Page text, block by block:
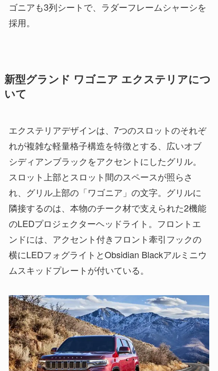
ゴニアも3列シートで、ラダーフレームシャーシを
採用。
新型グランド ワゴニア エクステリアにつ
いて
エクステリアデザインは、7つのスロットのそれぞ
れが複雑な軽量格子構造を特徴とする、広いオブ
シディアンブラックをアクセントにしたグリル。
スロット上部とスロット間のスペースが照らさ
れ、グリル上部の「ワゴニア」の文字。グリルに
隣接するのは、本物のチーク材で支えられた2機能
のLEDプロジェクターヘッドライト。フロントエ
ンドには、アクセント付きフロント牽引フックの
横にLEDフォグライトとObsidian Blackアルミニウ
ムスキッドプレートが付いている。